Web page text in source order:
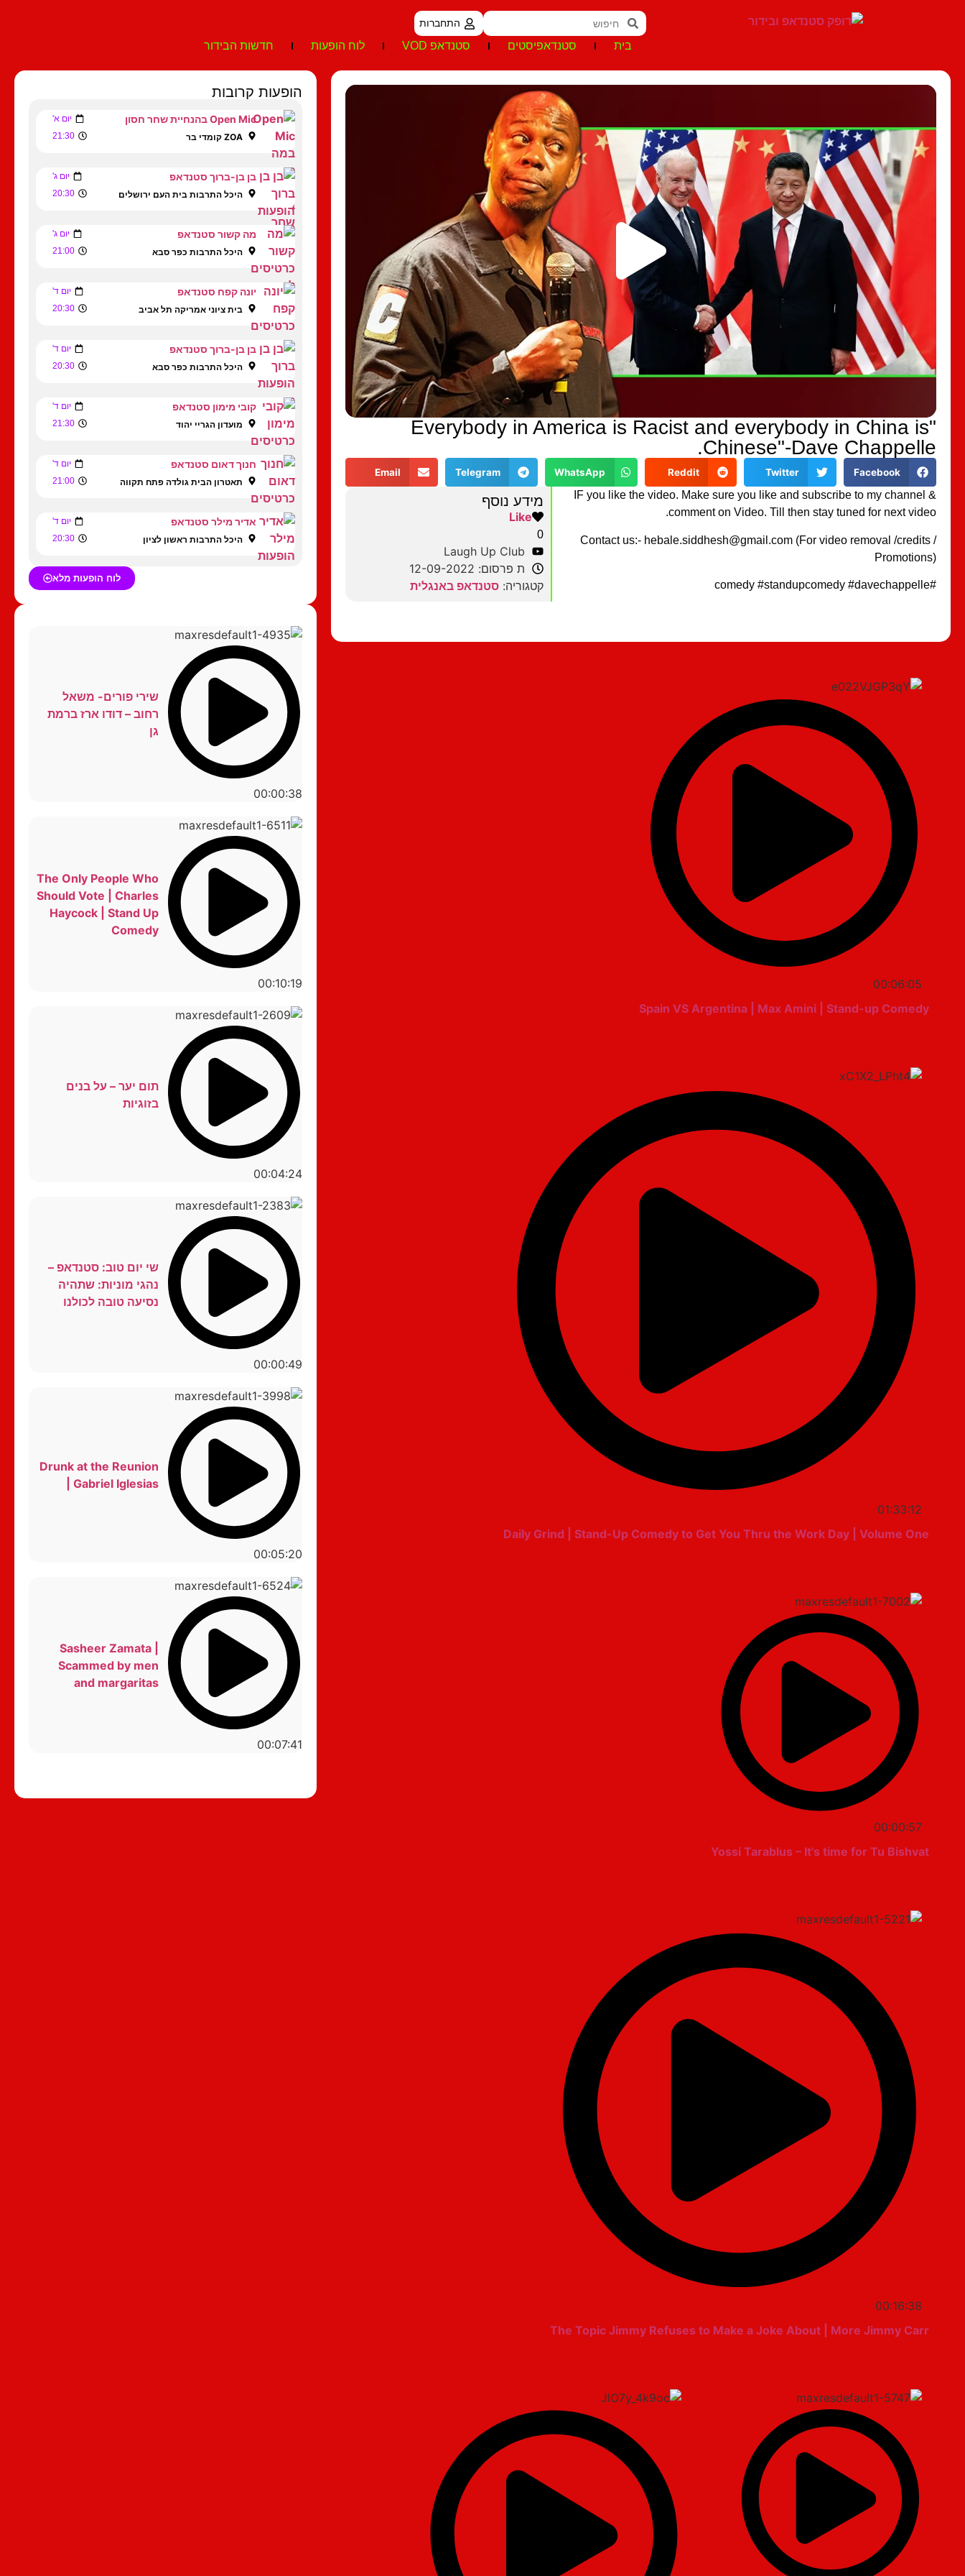
התחברות
בית סטנדאפיסטים סטנדאפ VOD לוח הופעות חדשות הבידור
"Everybody in America is Racist and everybody in China is
Chinese"-Dave Chappelle.
Facebook
Twitter
Reddit
WhatsApp
Telegram
Email
IF you like the video. Make sure you like and subscribe to my channel &
comment on Video. Till then stay tuned for next video.
Contact us:- hebale.siddhesh@gmail.com (For video removal /credits /
Promotions)
#comedy #standupcomedy #davechappelle
מידע נוסף
Like
0
Laugh Up Club
ת פרסום: 12-09-2022
קטגוריה: סטנדאפ באנגלית
00:06:05
Spain VS Argentina | Max Amini | Stand-up Comedy
01:33:12
Daily Grind | Stand-Up Comedy to Get You Thru the Work Day | Volume One
00:00:57
Yossi Tarablus – It's time for Tu Bishvat
00:16:38
The Topic Jimmy Refuses to Make a Joke About | More Jimmy Carr
הופעות קרובות
Open Mic בהנחיית שחר חסון יום א'
ZOA קומדי בר 21:30
בן בן-ברוך סטנדאפ יום ג'
היכל התרבות בית העם ירושלים 20:30
מה קשור סטנדאפ יום ג'
היכל התרבות כפר סבא 21:00
יונה קפח סטנדאפ יום ד'
בית ציוני אמריקה תל אביב 20:30
בן בן-ברוך סטנדאפ יום ד'
היכל התרבות כפר סבא 20:30
קובי מימון סטנדאפ יום ד'
מועדון הגריי יהוד 21:30
חנוך דאום סטנדאפ יום ד'
תאטרון הבית גולדה פתח תקווה 21:00
אדיר מילר סטנדאפ יום ד'
היכל התרבות ראשון לציון 20:30
לוח הופעות מלא
00:00:38
שירי פורים- משאל
רחוב – דודו ארז ברמת
גן
00:10:19
The Only People Who
Should Vote | Charles
Haycock | Stand Up
Comedy
00:04:24
תום יער – על בנים
בזוגיות
00:00:49
שי יום טוב: סטנדאפ –
נהגי מוניות: שתהיה
נסיעה טובה לכולנו
00:05:20
Drunk at the Reunion
| Gabriel Iglesias
00:07:41
Sasheer Zamata |
Scammed by men
and margaritas